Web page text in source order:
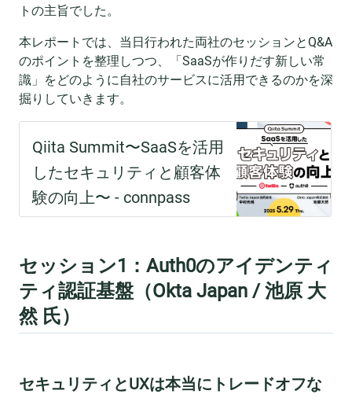
トの主旨でした。
本レポートでは、当日行われた両社のセッションとQ&A
のポイントを整理しつつ、「SaaSが作りだす新しい常
識」をどのように自社のサービスに活用できるのかを深
掘りしていきます。
セッション1：Auth0のアイデンティ
ティ認証基盤（Okta Japan / 池原 大
然 氏）
セキュリティとUXは本当にトレードオフな